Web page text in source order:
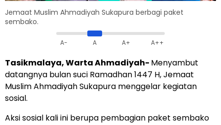
Jemaat Muslim Ahmadiyah Sukapura berbagi paket
sembako.
A- A A+ A++
Tasikmalaya, Warta Ahmadiyah- Menyambut
datangnya bulan suci Ramadhan 1447 H, Jemaat
Muslim Ahmadiyah Sukapura menggelar kegiatan
sosial.
Aksi sosial kali ini berupa pembagian paket sembako